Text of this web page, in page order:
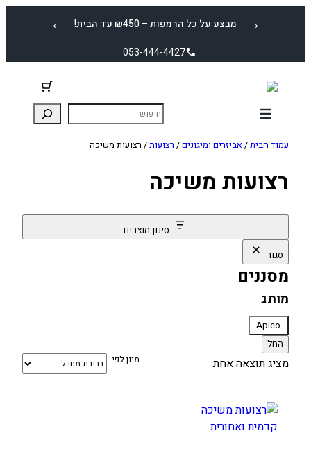
← מבצע על כל הרמפות – ₪450 עד הבית! →
053-444-4427
עמוד הבית/אביזרים ומיגונים/ רצועות/ רצועות משיכה
רצועות משיכה
סינון מוצרים
סגור
מסננים
מותג
מותג
Apico
החל
מציג תוצאה אחת מיון לפי